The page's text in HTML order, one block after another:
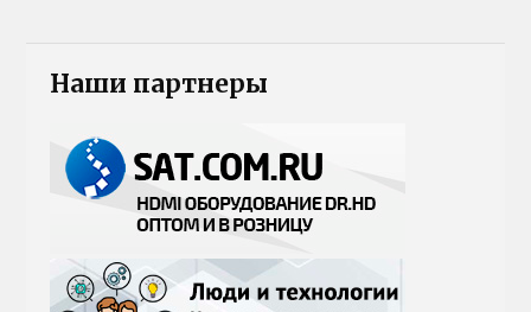
Наши партнеры